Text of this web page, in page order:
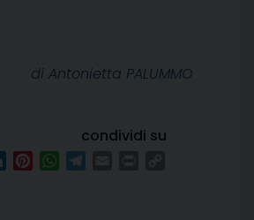
di Antonietta PALUMMO
condividi su
LinkedInPinterestWhatsApp